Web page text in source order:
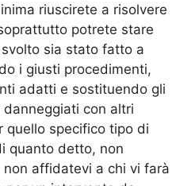
riuscirete a risolvere
potrete stare
sia stato fatto a
i giusti procedimenti,
adatti e sostituendo gli
con altri
quello specifico tipo di
quanto detto, non
affidatevi a chi vi farà